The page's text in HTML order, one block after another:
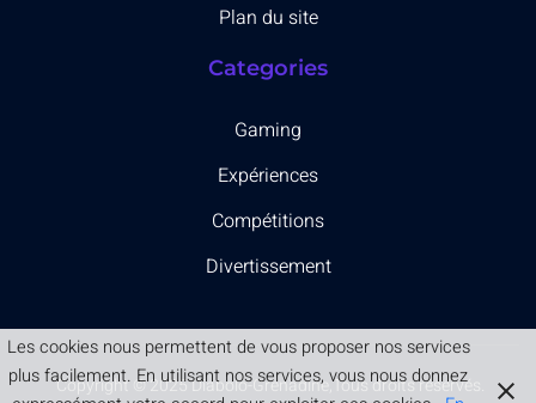
Plan du site
Categories
Gaming
Expériences
Compétitions
Divertissement
Copyright © 2025 Diabolo-Grenadine,Tous droits réservés.
Les cookies nous permettent de vous proposer nos services
plus facilement. En utilisant nos services, vous nous donnez